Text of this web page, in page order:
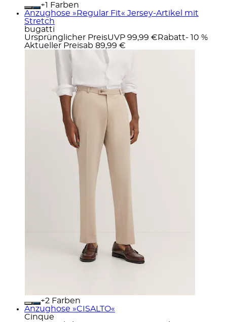
+
Farben
Anzughose »Regular Fit« Jersey-Artikel mit
Stretch
bugatti
Ursprünglicher PreisUVP 99,99 € Rabatt- 10 %
Aktueller Preisab 89,99 €
+
Farben
Anzughose »CISALTO«
Cinque